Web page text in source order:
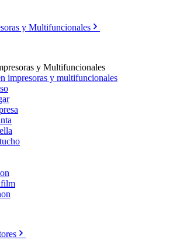
y Multifuncionales
y Multifuncionales
impresoras y multifuncionales